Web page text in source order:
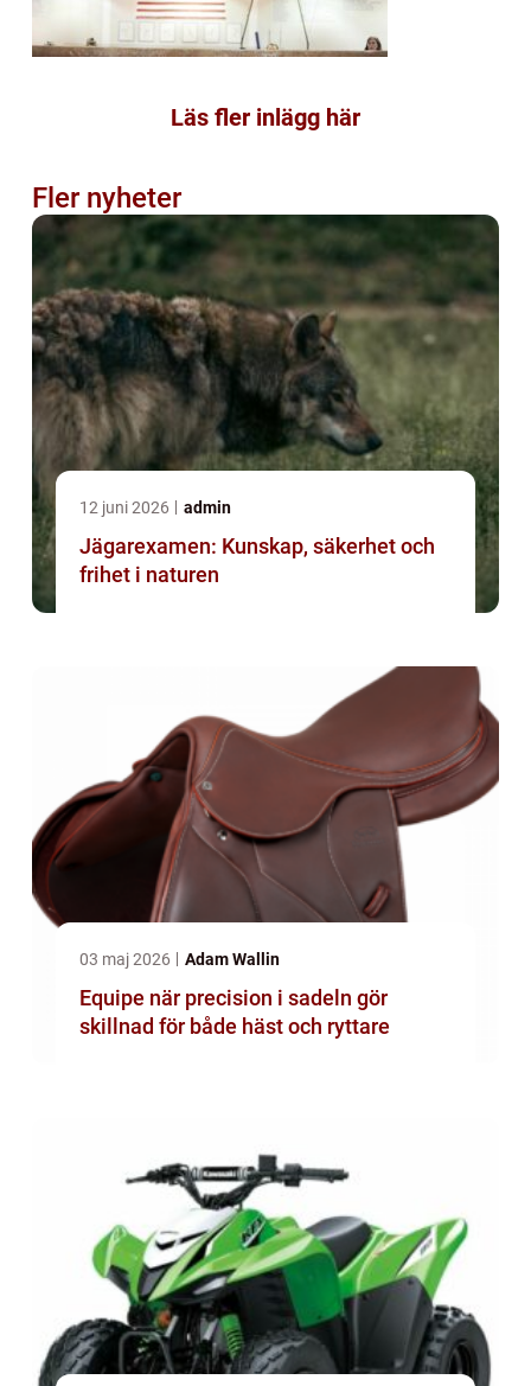
Läs fler inlägg här
Fler nyheter
12 juni 2026 admin
Jägarexamen: Kunskap, säkerhet och
frihet i naturen
03 maj 2026 Adam Wallin
Equipe när precision i sadeln gör
skillnad för både häst och ryttare